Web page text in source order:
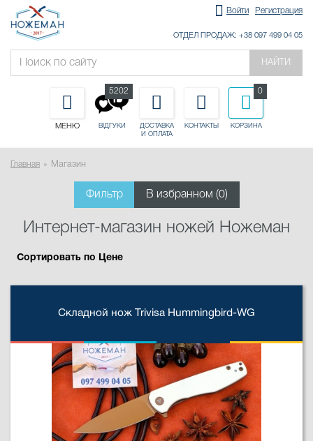
Войти Регистрация
ОТДЕЛ ПРОДАЖ: +38 097 499 04 05
НАЙТИ
МЕНЮ ВІДГУКИ
5202
ДОСТАВКА
И ОПЛАТА
КОНТАКТЫ КОРЗИНА
0
Главная Магазин
Фильтр В избранном (0)
Интернет-магазин ножей Ножеман
Сортировать по Цене
Складной нож Trivisa Hummingbird-WG